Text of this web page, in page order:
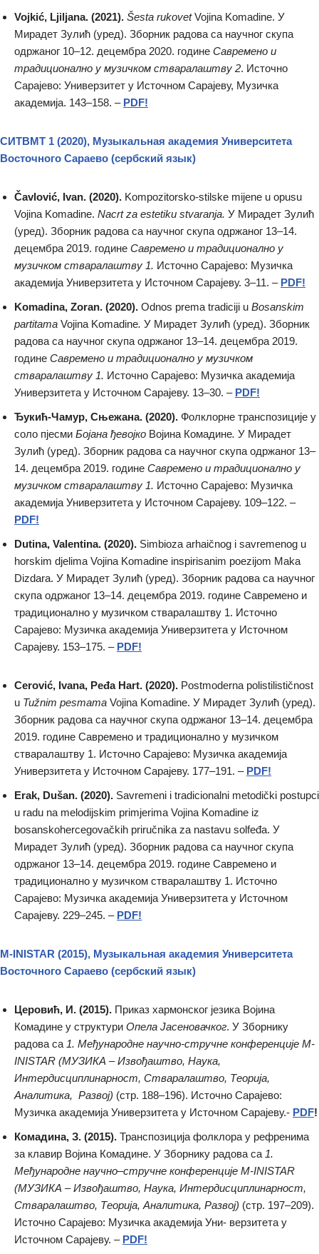
Vojkić, Ljiljana. (2021). Šesta rukovetVojina Komadine. У
Мирадет Зулић (уред). Зборник радова са научног скупа
одржаног 10–12. децембра 2020. године Савремено и
традиционално у музичком стваралаштву 2. Источно
Сарајево: Универзитет у Источном Сарајеву, Музичка
академија. 143–158. – PDF!
СИТВМТ 1 (2020), Музыкальная академия Университета
Восточного Сараево (сербский язык)
Čavlović, Ivan. (2020). Kompozitorsko-stilske mijene u opusu
Vojina Komadine. Nacrt za estetiku stvaranja. У Мирадет Зулић
(уред). Зборник радова са научног скупа одржаног 13–14.
децембра 2019. године Савремено и традиционално у
музичком стваралаштву 1. Источно Сарајево: Музичка
академија Универзитета у Источном Сарајеву. 3–11. – PDF!
Komadina, Zoran. (2020). Odnos prema tradiciji u Bosanskim
partitama Vojina Komadine. У Мирадет Зулић (уред). Зборник
радова са научног скупа одржаног 13–14. децембра 2019.
године Савремено и традиционално у музичком
стваралаштву 1. Источно Сарајево: Музичка академија
Универзитета у Источном Сарајеву. 13–30. – PDF!
Ђукић-Чамур, Сњежана. (2020). Фолклорне транспозиције у
соло пјесми Бојана ђевојко Војина Комадине. У Мирадет
Зулић (уред). Зборник радова са научног скупа одржаног 13–
14. децембра 2019. године Савремено и традиционално у
музичком стваралаштву 1. Источно Сарајево: Музичка
академија Универзитета у Источном Сарајеву. 109–122. –
PDF!
Dutina, Valentina. (2020). Simbioza arhaičnog i savremenog u
horskim djelima Vojina Komadine inspirisanim poezijom Maka
Dizdara. У Мирадет Зулић (уред). Зборник радова са научног
скупа одржаног 13–14. децембра 2019. године Савремено и
традиционално у музичком стваралаштву 1. Источно
Сарајево: Музичка академија Универзитета у Источном
Сарајеву. 153–175. – PDF!
Cerović, Ivana, Peđa Hart. (2020). Postmoderna polistilističnost
u Tužnim pesmama Vojina Komadine. У Мирадет Зулић (уред).
Зборник радова са научног скупа одржаног 13–14. децембра
2019. године Савремено и традиционално у музичком
стваралаштву 1. Источно Сарајево: Музичка академија
Универзитета у Источном Сарајеву. 177–191. – PDF!
Erak, Dušan. (2020). Savremeni i tradicionalni metodički postupci
u radu na melodijskim primjerima Vojina Komadine iz
bosanskohercegovačkih priručnika za nastavu solfeđa. У
Мирадет Зулић (уред). Зборник радова са научног скупа
одржаног 13–14. децембра 2019. године Савремено и
традиционално у музичком стваралаштву 1. Источно
Сарајево: Музичка академија Универзитета у Источном
Сарајеву. 229–245. – PDF!
M-INISTAR (2015), Музыкальная академия Университета
Восточного Сараево (сербский язык)
Церовић, И. (2015). Приказ хармонског језика Војина
Комадине у структури Опела Јасеновачког. У Зборнику
радова са 1. Међународне научно-стручне конференције M-
INISTAR (МУЗИКА – Извођаштво, Наука,
Интердисциплинарност, Стваралаштво, Теорија,
Аналитика, Развој) (стр. 188–196). Источно Сарајево:
Музичка aкадемија Универзитета у Источном Сарајеву.- PDF!
Комадина, З. (2015). Транспозиција фолклора у рефренима
за клавир Војина Комадине. У Зборнику радова са 1.
Међународне научно–стручне конференције M-INISTAR
(МУЗИКА – Извођаштво, Наука, Интердисциплинарност,
Стваралаштво, Теорија, Аналитика, Развој) (стр. 197–209).
Источно Сарајево: Музичка академија Уни- верзитета у
Источном Сарајеву. – PDF!